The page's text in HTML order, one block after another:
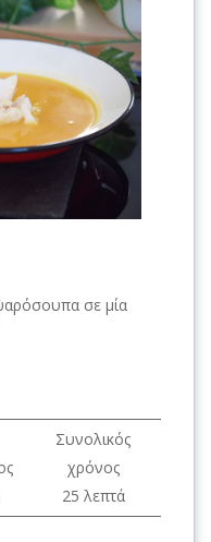
σε μία
Συνολικός
χρόνος
25 λεπτά